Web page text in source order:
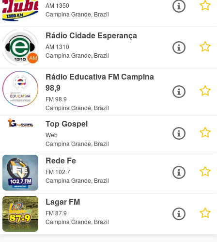
AM 1350
Campina Grande, Brazil
Rádio Cidade Esperança
AM 1310
Campina Grande, Brazil
Rádio Educativa FM Campina
98,9
FM 98.9
Campina Grande, Brazil
Top Gospel
Web
Campina Grande, Brazil
Rede Fe
FM 102.7
Campina Grande, Brazil
Lagar FM
FM 87.9
Campina Grande, Brazil